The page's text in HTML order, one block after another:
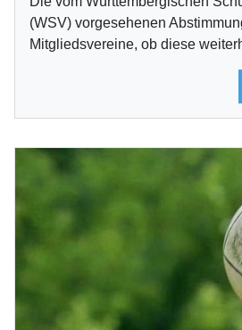
(WSV) vorgesehenen
Mitgliedsvereine, ob diese